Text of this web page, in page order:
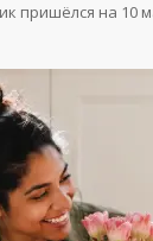
пришёлся на